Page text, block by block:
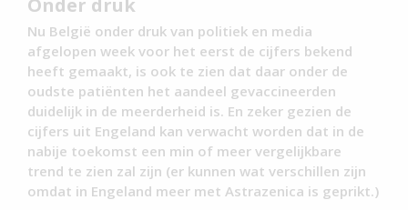
Onder druk
Nu België onder druk van politiek en media
afgelopen week voor het eerst de cijfers bekend
heeft gemaakt, is ook te zien dat daar onder de
oudste patiënten het aandeel gevaccineerden
duidelijk in de meerderheid is. En zeker gezien de
cijfers uit Engeland kan verwacht worden dat in de
nabije toekomst een min of meer vergelijkbare
trend te zien zal zijn (er kunnen wat verschillen zijn
omdat in Engeland meer met Astrazenica is geprikt.)